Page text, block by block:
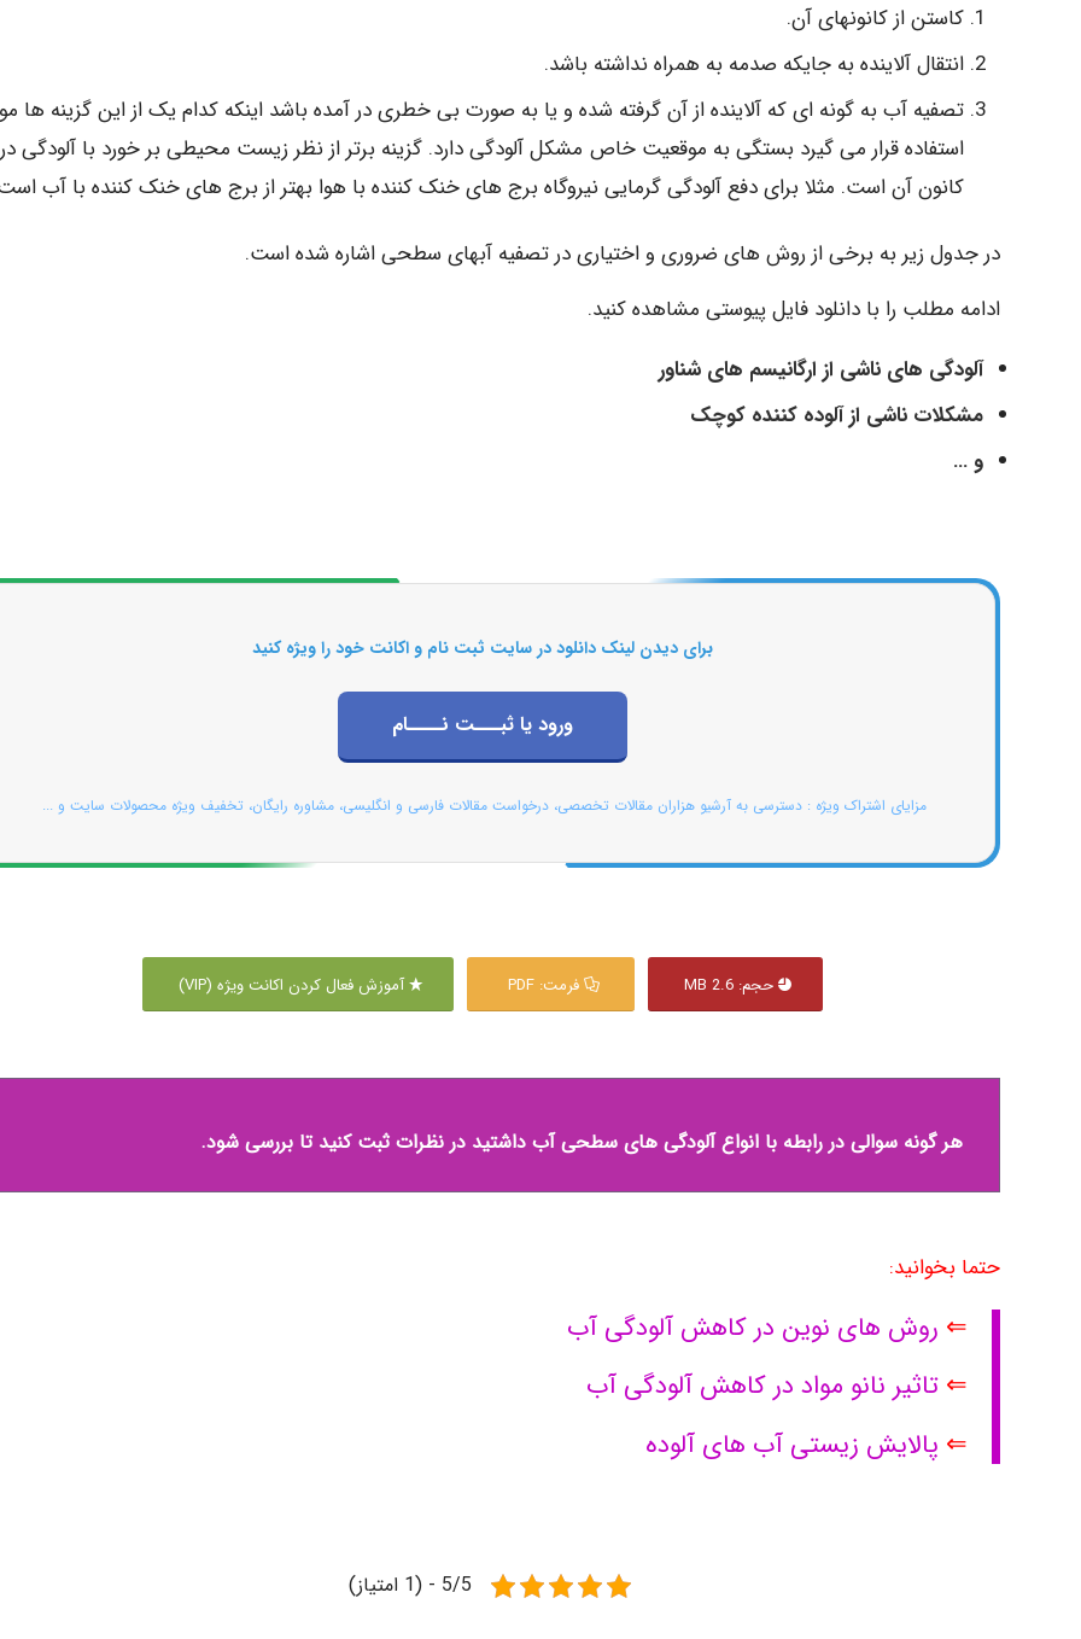
کاستن از کانونهای آن.
انتقال آلاینده به جایکه صدمه به همراه نداشته باشد.
تصفیه آب به گونه ای که آلاینده از آن گرفته شده و یا به صورت بی خطری در آمده باشد اینکه کدام یک از این گزینه ها
استفاده قرار می گیرد بستگی به موقعیت خاص مشکل آلودگی دارد. گزینه برتر از نظر زیست محیطی بر خورد با آلودگی در
کانون آن است. مثلا برای دفع آلودگی گرمایی نیروگاه برج های خنک کننده با هوا بهتر از برج های خنک کننده با آب
در جدول زیر به برخی از روش های ضروری و اختیاری در تصفیه آبهای سطحی اشاره شده است.
ادامه مطلب را با دانلود فایل پیوستی مشاهده کنید.
آلودگی های ناشی از ارگانیسم های شناور
مشکلات ناشی از آلوده کننده کوچک
و …
برای دیدن لینک دانلود در سایت ثبت نام و اکانت خود را ویژه کنید
ورود یا ثبـــت نــــام
مزایای اشتراک ویژه : دسترسی به آرشیو هزاران مقالات تخصصی، درخواست مقالات فارسی و انگلیسی، مشاوره رایگان، تخفیف ویژه محصولات سایت و ...
حجم: 2.6 MB فرمت: PDF آموزش فعال کردن اکانت ویژه (VIP)
هر گونه سوالی در رابطه با انواع آلودگی های سطحی آب داشتید در نظرات ثبت کنید تا بررسی شود.
حتما بخوانید:
⇐ روش های نوین در کاهش آلودگی آب
⇐ تاثیر نانو مواد در کاهش آلودگی آب
⇐ پالایش زیستی آب های آلوده
5/5 - (1 امتیاز)